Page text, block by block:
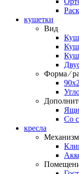
кушетки
Вид
Форма ⁄
Со
кресла
Механизм